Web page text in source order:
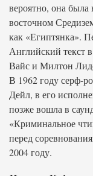
вероятно, она
восточном
как «Египтянка».
Английский текст
Вайс и Милтон
В 1962 году серф-
Дейл, в его
позже вошла в
«Криминальное
перед
2004 году.